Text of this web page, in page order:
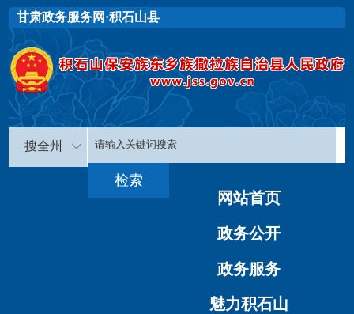
甘肃政务服务网·积石山县
搜全州
网站首页
政务公开
政务服务
魅力积石山